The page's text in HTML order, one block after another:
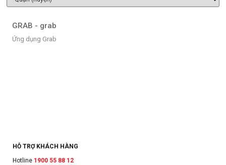
GRAB - grab
Ứng dụng Grab
HỖ TRỢ KHÁCH HÀNG
Hotline 1900 55 88 12